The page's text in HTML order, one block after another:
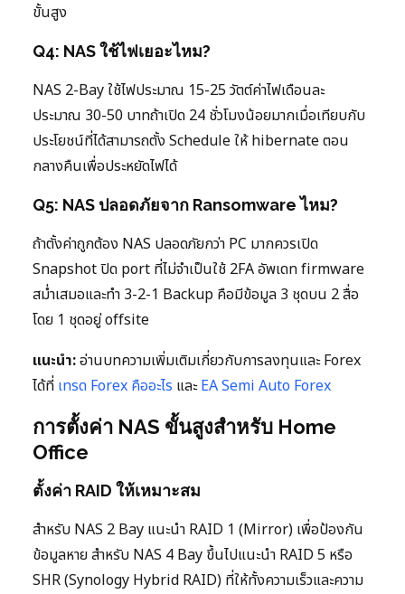
ขั้นสูง
Q4: NAS ใช้ไฟเยอะไหม?
NAS 2-Bay ใช้ไฟประมาณ 15-25 วัตต์ค่าไฟเดือนละ
ประมาณ 30-50 บาทถ้าเปิด 24 ชั่วโมงน้อยมากเมื่อเทียบกับ
ประโยชน์ที่ได้สามารถตั้ง Schedule ให้ hibernate ตอน
กลางคืนเพื่อประหยัดไฟได้
Q5: NAS ปลอดภัยจาก Ransomware ไหม?
ถ้าตั้งค่าถูกต้อง NAS ปลอดภัยกว่า PC มากควรเปิด
Snapshot ปิด port ที่ไม่จำเป็นใช้ 2FA อัพเดท firmware
สม่ำเสมอและทำ 3-2-1 Backup คือมีข้อมูล 3 ชุดบน 2 สื่อ
โดย 1 ชุดอยู่ offsite
แนะนำ:อ่านบทความเพิ่มเติมเกี่ยวกับการลงทุนและ Forex
ได้ที่ เทรด Forex คืออะไร และEA Semi Auto Forex
การตั้งค่า NAS ขั้นสูงสำหรับ Home
Office
ตั้งค่า RAID ให้เหมาะสม
สำหรับ NAS 2 Bay แนะนำ RAID 1 (Mirror) เพื่อป้องกัน
ข้อมูลหาย สำหรับ NAS 4 Bay ขึ้นไปแนะนำ RAID 5 หรือ
SHR (Synology Hybrid RAID) ที่ให้ทั้งความเร็วและความ